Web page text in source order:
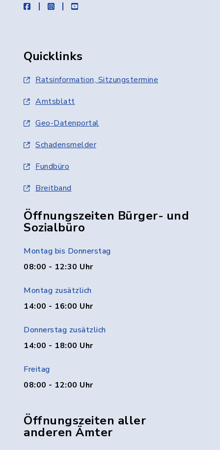
facebookinstagramyoutube
Quicklinks
Ratsinformation, Sitzungstermine
Amtsblatt
Geo-Datenportal
Schadensmelder
Fundbüro
Breitband
Öffnungszeiten Bürger- und
Sozialbüro
Montag bis Donnerstag
08:00 - 12:30 Uhr
Montag zusätzlich
14:00 - 16:00 Uhr
Donnerstag zusätzlich
14:00 - 18:00 Uhr
Freitag
08:00 - 12:00 Uhr
Öffnungszeiten aller
anderen Ämter